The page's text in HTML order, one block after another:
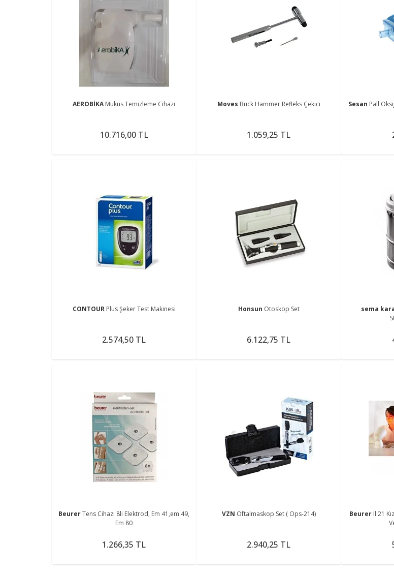
AEROBİKAMukus Temizleme Cihazı
10.716,00 TL
Moves Buck Hammer Refleks Çekici
1.059,25 TL
Sesan Pall
CONTOUR Plus Şeker Test Makinesi
2.574,50 TL
Honsun Otoskop Set
6.122,75 TL
sema
BeurerTens Cihazı 8li Elektrod, Em 41,em 49,
Em 80
1.266,35 TL
VZN Oftalmaskop Set ( Ops-214)
2.940,25 TL
Beurer Il 21